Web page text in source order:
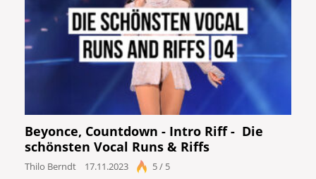
Beyonce, Countdown - Intro Riff - Die
schönsten Vocal Runs & Riffs
Thilo Berndt 17.11.2023 5 / 5